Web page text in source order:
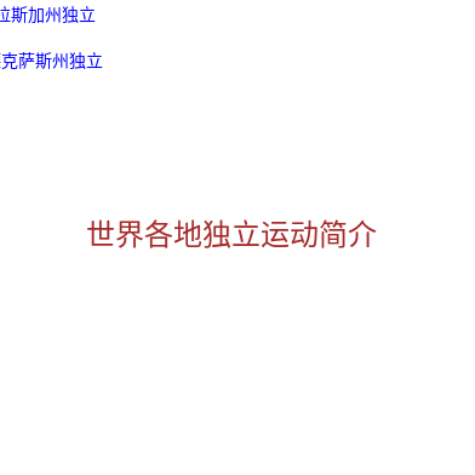
加州独立
萨斯州独立
世界各地独立运动简介